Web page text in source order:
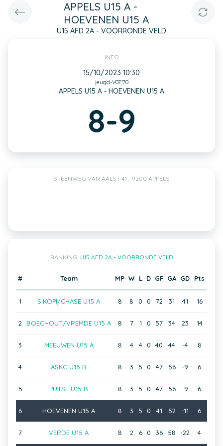
APPELS U15 A -
HOEVENEN U15 A
U15 AFD 2A - VOORRONDE VELD
INFO
15/10/2023 10:30
jeugd-V07*70
APPELS U15 A - HOEVENEN U15 A
8-9
STEENWEG VAN AALST 41 , 9200 APPELS
RANKING: U15 AFD 2A - VOORRONDE VELD
# Team MP W L D GF GA GD Pts
1 SIKOPI/CHASE U15 A 8 8 0 0 72 31 41 16
2 BOECHOUT/VREMDE U15 A 8 7 1 0 57 34 23 14
3 MEEUWEN U15 A 8 4 4 0 40 44 -4 8
4 ASKC U15 B 8 3 5 0 47 56 -9 6
5 PUTSE U15 B 8 3 5 0 47 56 -9 6
6 HOEVENEN U15 A 8 3 5 0 41 52 -11 6
7 VERDE U15 A 8 2 6 0 36 58 -22 4